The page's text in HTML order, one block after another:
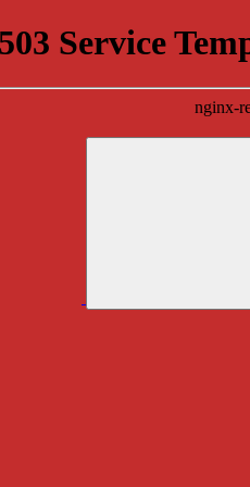
503 Service
nginx-